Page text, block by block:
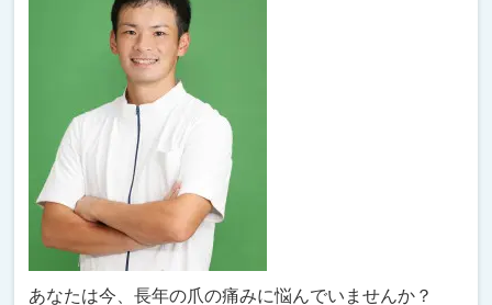
あなたは今、長年の爪の痛みに悩んでいませんか？